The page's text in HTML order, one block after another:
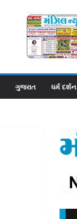
ગુજરાત ધર્મ દર્શન